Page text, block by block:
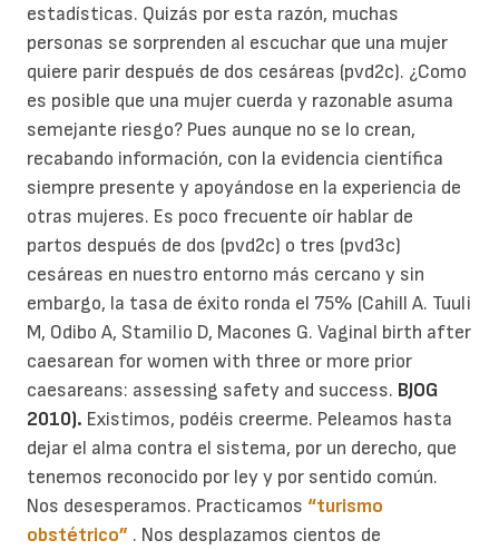
estadísticas. Quizás por esta razón, muchas
personas se sorprenden al escuchar que una mujer
quiere parir después de dos cesáreas (pvd2c). ¿Como
es posible que una mujer cuerda y razonable asuma
semejante riesgo? Pues aunque no se lo crean,
recabando información, con la evidencia científica
siempre presente y apoyándose en la experiencia de
otras mujeres. Es poco frecuente oír hablar de
partos después de dos (pvd2c) o tres (pvd3c)
cesáreas en nuestro entorno más cercano y sin
embargo, la tasa de éxito ronda el 75% (Cahill A. Tuuli
M, Odibo A, Stamilio D, Macones G. Vaginal birth after
caesarean for women with three or more prior
caesareans: assessing safety and success. BJOG
2010). Existimos, podéis creerme. Peleamos hasta
dejar el alma contra el sistema, por un derecho, que
tenemos reconocido por ley y por sentido común.
Nos desesperamos. Practicamos “turismo
obstétrico” . Nos desplazamos cientos de